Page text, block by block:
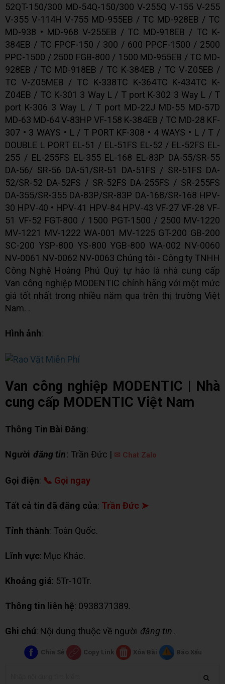
52QT-150/300 MD-54Q-150/300 V-255Q V-155 V-255
V-355 V-114H V-755 MD-955EB / TC MD-928EB / TC
MD-938 • MD-968 V-255EB / TC MD-918EB / TC K-
384EB / TC FPCF-150 / 300 / 600 PPCF-1500 / 2500
PPC-1500 / 2500 FGB-800 / 1500 MD-955EB / TC MD-
928EB / TC MD-918EB / TC K-384EB / TC V-Z05EB /
TC V-Z05MEB / TC K-338TC K-364TC K-434TC K-
Z04EB / TC K-301 3 Way L / T port K-302 3 Way L / T
port K-306 3 Way L / T port MD-22J MD-55 MD-57D
MD-63 MD-64 V-83HP VF-158 K-384EB / TC MD-28 KF-
307 • 3 WAYS • L / T PORT KF-308 • 4 WAYS • L / T /
DOUBLE L PORT EL-51 / EL-51FS EL-52 / EL-52FS EL-
255 / EL-255FS EL-355 EL-168 EL-83P DA-55/SR-55
DA-56/ SR-56 DA-51/SR-51 DA-51FS / SR-51FS DA-
52/SR-52 DA-52FS / SR-52FS DA-255FS / SR-255FS
DA-355/SR-355 DA-83P/SR-83P DA-168/SR-168 HPV-
30 HPV-40 • HPV-41 HPV-84 HPV-43 VF-27 VF-28 VF-
51 VF-52 FGT-800 / 1500 PGT-1500 / 2500 MV-1220
MV-1221 MV-1222 WA-001 MV-1225 GT-200 GB-200
SC-200 YSP-800 YS-800 YGB-800 WA-002 NV-0060
NV-0061 NV-0062 NV-0063 Chúng tôi - Công ty TNHH
Công Nghệ Hoàng Phú Quý tự hào là nhà cung cấp
Van công nghiệp MODENTIC chính hãng với một mức
giá tốt nhất trong nhiều năm qua trên thị trường Việt
Nam. .
Hình ảnh:
Van công nghiệp MODENTIC | Nhà
cung cấp MODENTIC Việt Nam
Thông Tin Bài Đăng:
Người đăng tin: Trần Đức | ✉ Chat Zalo
Gọi điện: 📞 Gọi ngay
Tất cả tin đã đăng của: Trần Đức ➤
Tỉnh thành: Toàn Quốc.
Lĩnh vực: Mục Khác.
Khoảng giá: 5Tr-10Tr.
Thông tin liên hệ: 0938371389.
Ghi chú: Nội dung thuộc về người đăng tin.
Chia Sẻ Copy Link Xóa Bài Báo Xấu